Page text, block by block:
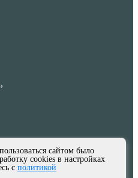
сайтом было
cookies в настройках
с политикой